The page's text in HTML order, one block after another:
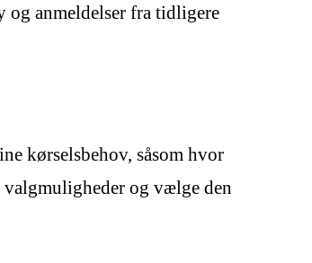
anmeldelser fra tidligere
kørselsbehov, såsom hvor
og vælge den